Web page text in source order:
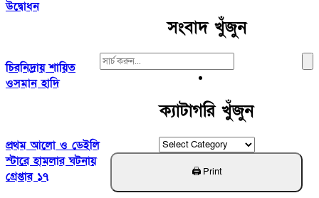
উদ্বোধন
চিরনিদ্রায় শায়িত
ওসমান হাদি
প্রথম আলো ও ডেইলি
স্টারে হামলার ঘটনায়
গ্রেপ্তার ১৭
সংবাদ খুঁজুন
Search
ক্যাটাগরি খুঁজুন
ক্যাটাগরি
খুঁজুন